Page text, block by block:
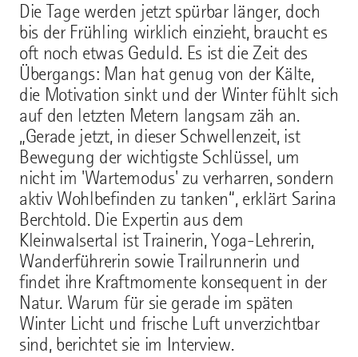
Die Tage werden jetzt spürbar länger, doch
bis der Frühling wirklich einzieht, braucht es
oft noch etwas Geduld. Es ist die Zeit des
Übergangs: Man hat genug von der Kälte,
die Motivation sinkt und der Winter fühlt sich
auf den letzten Metern langsam zäh an.
„Gerade jetzt, in dieser Schwellenzeit, ist
Bewegung der wichtigste Schlüssel, um
nicht im 'Wartemodus' zu verharren, sondern
aktiv Wohlbefinden zu tanken“, erklärt Sarina
Berchtold. Die Expertin aus dem
Kleinwalsertal ist Trainerin, Yoga-Lehrerin,
Wanderführerin sowie Trailrunnerin und
findet ihre Kraftmomente konsequent in der
Natur. Warum für sie gerade im späten
Winter Licht und frische Luft unverzichtbar
sind, berichtet sie im Interview.